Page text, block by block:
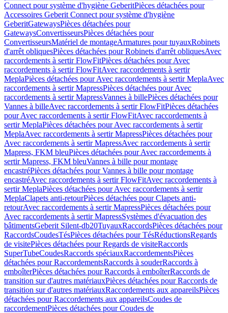
Connect pour système d'hygiène GeberitPièces détachées pour
Accessoires Geberit Connect pour système d'hygiène
GeberitGatewaysPièces détachées pour
GatewaysConvertisseursPièces détachées pour
ConvertisseursMatériel de montageArmatures pour tuyauxRobinets
d'arrêt obliquesPièces détachées pour Robinets d'arrêt obliquesAvec
raccordements à sertir FlowFitPièces détachées pour Avec
raccordements à sertir FlowFitAvec raccordements à sertir
MeplaPièces détachées pour Avec raccordements à sertir MeplaAvec
raccordements à sertir MapressPièces détachées pour Avec
raccordements à sertir MapressVannes à billePièces détachées pour
Vannes à billeAvec raccordements à sertir FlowFitPièces détachées
pour Avec raccordements à sertir FlowFitAvec raccordements à
sertir MeplaPièces détachées pour Avec raccordements à sertir
MeplaAvec raccordements à sertir MapressPièces détachées pour
Avec raccordements à sertir MapressAvec raccordements à sertir
Mapress, FKM bleuPièces détachées pour Avec raccordements à
sertir Mapress, FKM bleuVannes à bille pour montage
encastréPièces détachées pour Vannes à bille pour montage
encastréAvec raccordements à sertir FlowFitAvec raccordements à
sertir MeplaPièces détachées pour Avec raccordements à sertir
MeplaClapets anti-retourPièces détachées pour Clapets anti-
retourAvec raccordements à sertir MapressPièces détachées pour
Avec raccordements à sertir MapressSystèmes d'évacuation des
bâtimentsGeberit Silent-db20TuyauxRaccordsPièces détachées pour
RaccordsCoudesTésPièces détachées pour TésRéductionsRegards
de visitePièces détachées pour Regards de visiteRaccords
SuperTubeCoudesRaccords spéciauxRaccordementsPièces
détachées pour RaccordementsRaccords à souderRaccords à
emboîterPièces détachées pour Raccords à emboîterRaccords de
transition sur d'autres matériauxPièces détachées pour Raccords de
transition sur d'autres matériauxRaccordements aux appareilsPièces
détachées pour Raccordements aux appareilsCoudes de
raccordementPièces détachées pour Coudes de